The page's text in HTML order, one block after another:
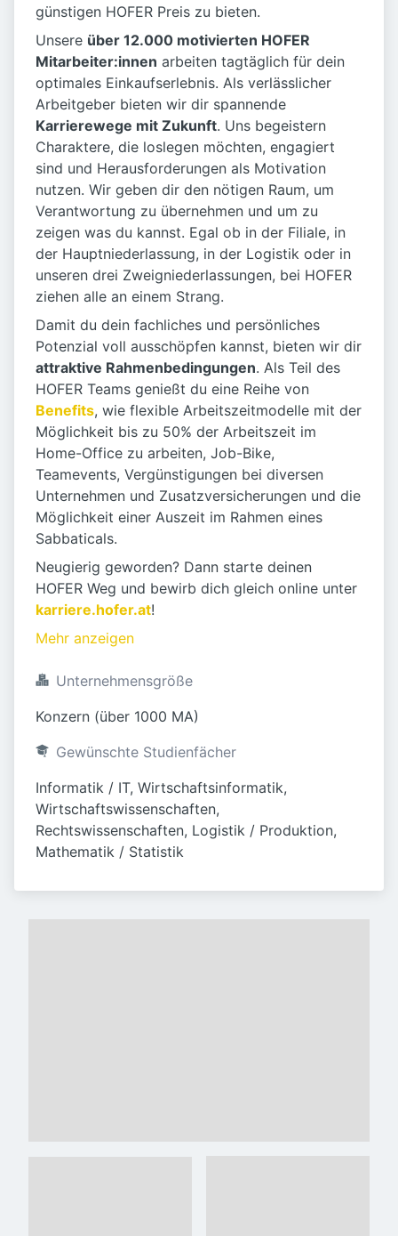
günstigen HOFER Preis zu bieten.
Unsere über 12.000 motivierten HOFER
Mitarbeiter:innen arbeiten tagtäglich für dein
optimales Einkaufserlebnis. Als verlässlicher
Arbeitgeber bieten wir dir spannende
Karrierewege mit Zukunft. Uns begeistern
Charaktere, die loslegen möchten, engagiert
sind und Herausforderungen als Motivation
nutzen. Wir geben dir den nötigen Raum, um
Verantwortung zu übernehmen und um zu
zeigen was du kannst. Egal ob in der Filiale, in
der Hauptniederlassung, in der Logistik oder in
unseren drei Zweigniederlassungen, bei HOFER
ziehen alle an einem Strang.
Damit du dein fachliches und persönliches
Potenzial voll ausschöpfen kannst, bieten wir dir
attraktive Rahmenbedingungen. Als Teil des
HOFER Teams genießt du eine Reihe von
Benefits, wie flexible Arbeitszeitmodelle mit der
Möglichkeit bis zu 50% der Arbeitszeit im
Home-Office zu arbeiten, Job-Bike,
Teamevents, Vergünstigungen bei diversen
Unternehmen und Zusatzversicherungen und die
Möglichkeit einer Auszeit im Rahmen eines
Sabbaticals.
Neugierig geworden? Dann starte deinen
HOFER Weg und bewirb dich gleich online unter
karriere.hofer.at!
Mehr anzeigen
Unternehmensgröße
Konzern (über 1000 MA)
Gewünschte Studienfächer
Informatik / IT, Wirtschaftsinformatik,
Wirtschaftswissenschaften,
Rechtswissenschaften, Logistik / Produktion,
Mathematik / Statistik